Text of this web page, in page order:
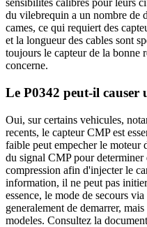
sensibilites calibres pour leurs
du vilebrequin a un nombre de
cames, ce qui requiert des
et la longueur des cables sont
toujours le capteur de la bonne
concerne.
Le P0342 peut-il causer
Oui, sur certains vehicules,
recents, le capteur CMP est
faible peut empecher le moteur
du signal CMP pour determiner
compression afin d'injecter le
information, il ne peut pas
essence, le mode de secours
generalement de demarrer,
modeles. Consultez la